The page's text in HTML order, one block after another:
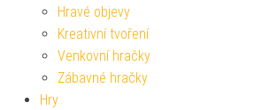
Hravé objevy
Kreativní tvoření
Venkovní hračky
Zábavné hračky
Hry